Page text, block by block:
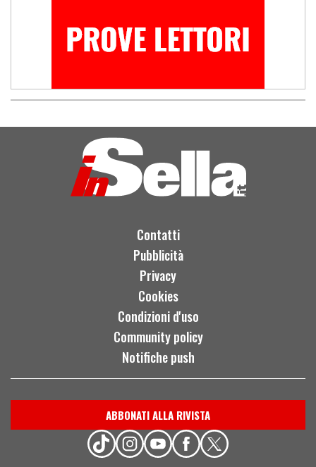
Contatti
Pubblicità
Privacy
Cookies
Condizioni d'uso
Community policy
Notifiche push
ABBONATI ALLA RIVISTA